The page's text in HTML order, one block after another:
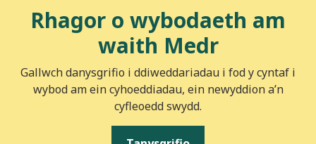
Rhagor o wybodaeth am
waith Medr
Gallwch danysgrifio i ddiweddariadau i fod y cyntaf i
wybod am ein cyhoeddiadau, ein newyddion a’n
cyfleoedd swydd.